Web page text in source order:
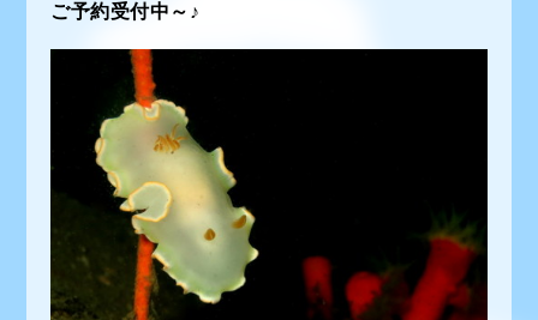
ご予約受付中～♪